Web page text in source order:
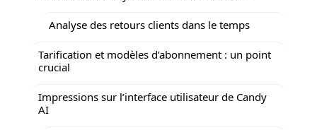
Analyse des retours clients dans le temps
Tarification et modèles d’abonnement : un point
crucial
Impressions sur l’interface utilisateur de Candy
AI